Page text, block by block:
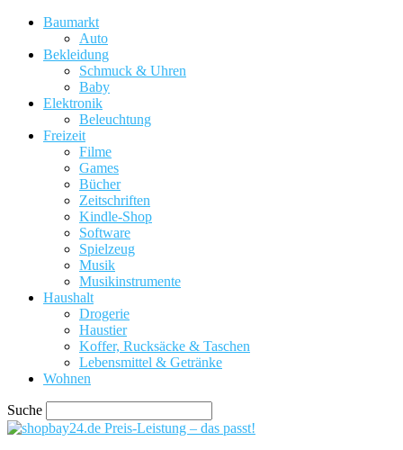
Baumarkt
Auto
Bekleidung
Schmuck & Uhren
Baby
Elektronik
Beleuchtung
Freizeit
Filme
Games
Bücher
Zeitschriften
Kindle-Shop
Software
Spielzeug
Musik
Musikinstrumente
Haushalt
Drogerie
Haustier
Koffer, Rucksäcke & Taschen
Lebensmittel & Getränke
Wohnen
Suche
Preis-Leistung – das passt!